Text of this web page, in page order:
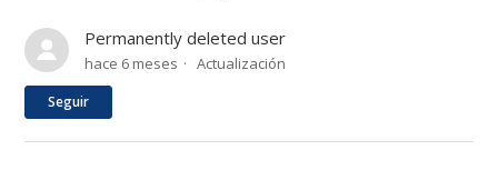
Permanently deleted user
hace 6 meses Actualización
Seguir